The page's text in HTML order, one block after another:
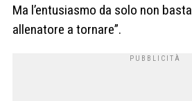
Ma l’entusiasmo da solo non
allenatore a tornare”.